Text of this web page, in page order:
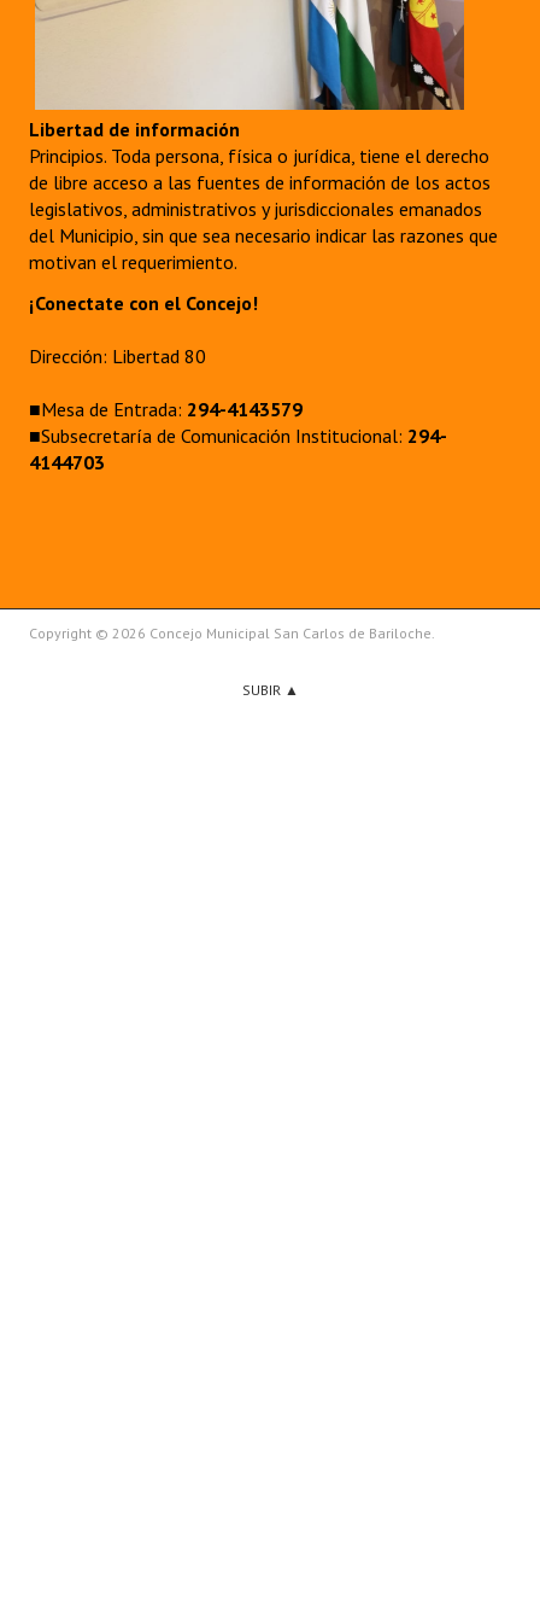
Libertad de información
Principios. Toda persona, física o jurídica, tiene el derecho
de libre acceso a las fuentes de información de los actos
legislativos, administrativos y jurisdiccionales emanados
del Municipio, sin que sea necesario indicar las razones que
motivan el requerimiento.
¡Conectate con el Concejo!
Dirección: Libertad 80
■Mesa de Entrada: 294-4143579
■Subsecretaría de Comunicación Institucional: 294-
4144703
Copyright © 2026 Concejo Municipal San Carlos de Bariloche.
SUBIR ▲